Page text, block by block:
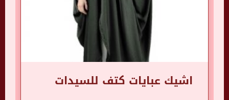
اشيك عبايات كتف للسيدات